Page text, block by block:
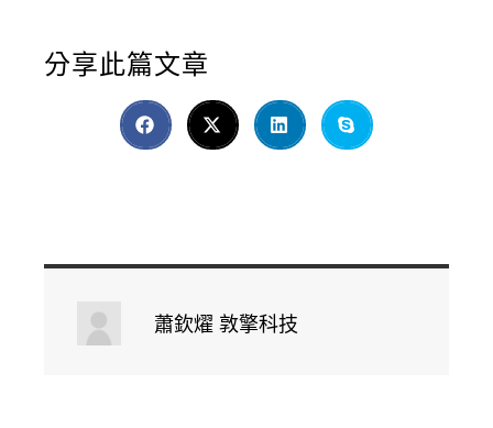
分享此篇文章
蕭欽燿 敦擎科技